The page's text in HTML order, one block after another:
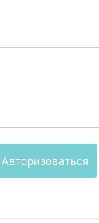
Авторизоваться